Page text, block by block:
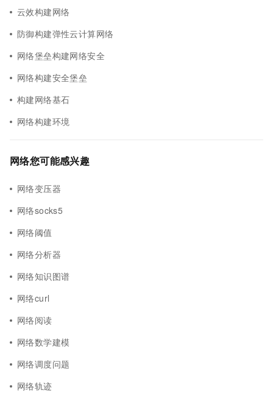
云效构建网络
防御构建弹性云计算网络
网络堡垒构建网络安全
网络构建安全堡垒
构建网络基石
网络构建环境
网络您可能感兴趣
网络变压器
网络socks5
网络阈值
网络分析器
网络知识图谱
网络curl
网络阅读
网络数学建模
网络调度问题
网络轨迹